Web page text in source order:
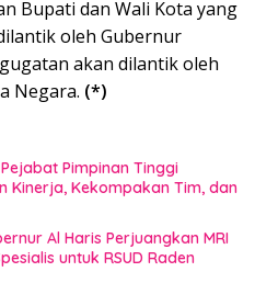
Bupati dan Wali Kota yang
oleh Gubernur
akan dilantik oleh
Negara. (*)
Pimpinan Tinggi
Kinerja, Kekompakan Tim, dan
Al Haris Perjuangkan MRI
untuk RSUD Raden